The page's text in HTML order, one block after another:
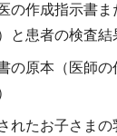
の作成指示書
と患者の検査結
の原本（医師
れたお子さま